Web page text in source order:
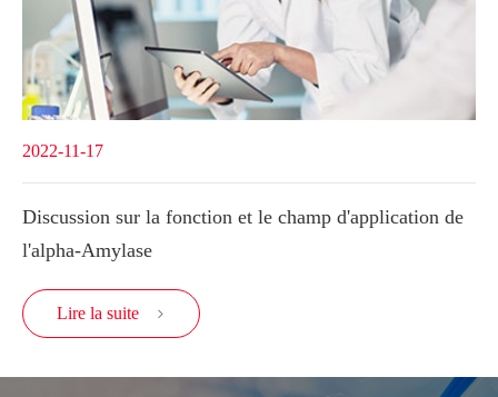
2022-11-17
Discussion sur la fonction et le champ d'application de
l'alpha-Amylase
Lire la suite 